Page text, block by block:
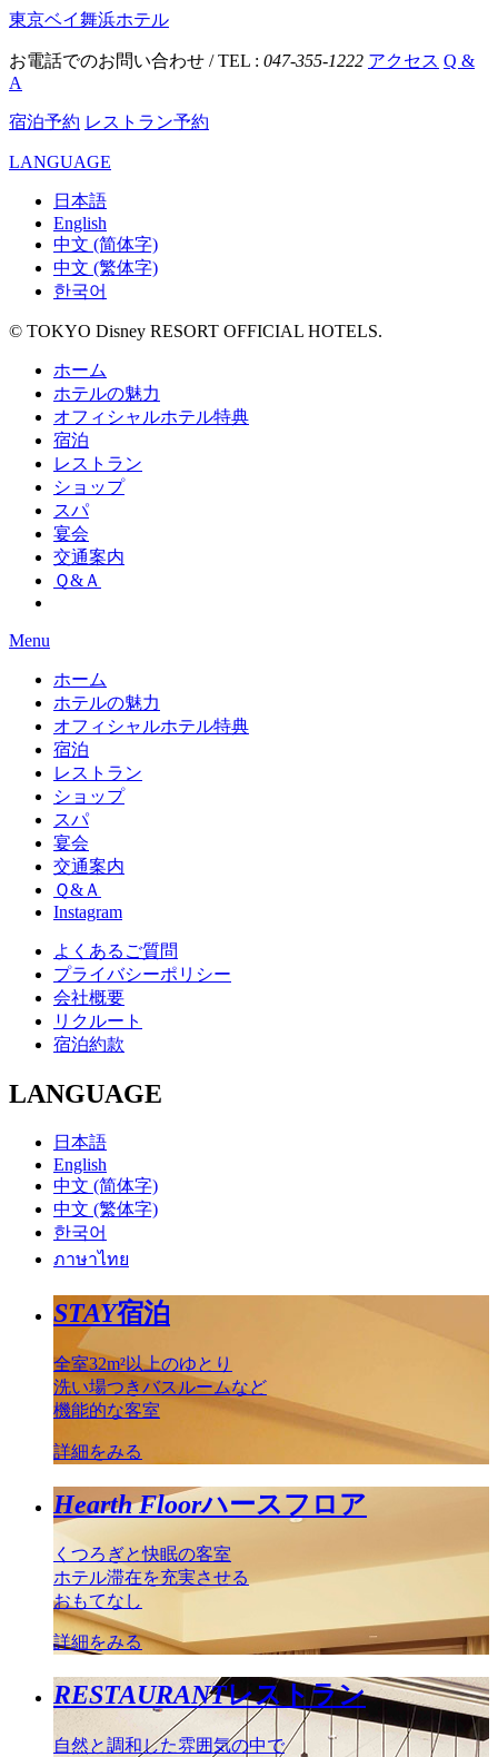
東京ベイ舞浜ホテル
お電話でのお問い合わせ / TEL : 047-355-1222 アクセス Q &
A
宿泊予約 レストラン予約
LANGUAGE
日本語
English
中文 (简体字)
中文 (繁体字)
한국어
© TOKYO Disney RESORT OFFICIAL HOTELS.
ホーム
ホテルの魅力
オフィシャルホテル特典
宿泊
レストラン
ショップ
スパ
宴会
交通案内
Ｑ&Ａ
Menu
ホーム
ホテルの魅力
オフィシャルホテル特典
宿泊
レストラン
ショップ
スパ
宴会
交通案内
Ｑ&Ａ
Instagram
よくあるご質問
プライバシーポリシー
会社概要
リクルート
宿泊約款
LANGUAGE
日本語
English
中文 (简体字)
中文 (繁体字)
한국어
ภาษาไทย
STAY宿泊
全室32m²以上のゆとり
洗い場つきバスルームなど
機能的な客室
詳細をみる
Hearth Floorハースフロア
くつろぎと快眠の客室
ホテル滞在を充実させる
おもてなし
詳細をみる
RESTAURANTレストラン
自然と調和した雰囲気の中で